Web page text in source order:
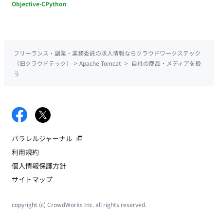
Objective-CPython
フリーランス・副業・業務委託の求人情報ならクラウドワークステック
（旧クラウドテック）
> Apache Tomcat > 自社の商品・メディアを扱
う
パラレルジャーナル
利用規約
個人情報保護方針
サイトマップ
copyright (c) CrowdWorks Inc. all rights reserved.